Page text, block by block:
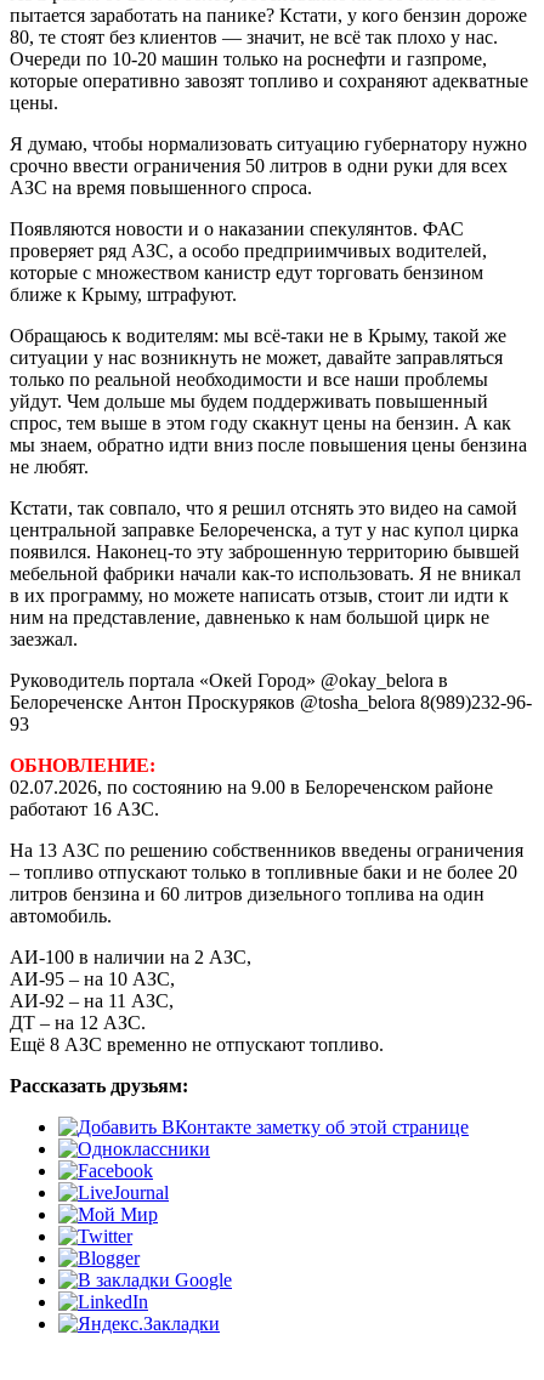
пытается заработать на панике? Кстати, у кого бензин дороже
80, те стоят без клиентов — значит, не всё так плохо у нас.
Очереди по 10-20 машин только на роснефти и газпроме,
которые оперативно завозят топливо и сохраняют адекватные
цены.
Я думаю, чтобы нормализовать ситуацию губернатору нужно
срочно ввести ограничения 50 литров в одни руки для всех
АЗС на время повышенного спроса.
Появляются новости и о наказании спекулянтов. ФАС
проверяет ряд АЗС, а особо предприимчивых водителей,
которые с множеством канистр едут торговать бензином
ближе к Крыму, штрафуют.
Обращаюсь к водителям: мы всё-таки не в Крыму, такой же
ситуации у нас возникнуть не может, давайте заправляться
только по реальной необходимости и все наши проблемы
уйдут. Чем дольше мы будем поддерживать повышенный
спрос, тем выше в этом году скакнут цены на бензин. А как
мы знаем, обратно идти вниз после повышения цены бензина
не любят.
Кстати, так совпало, что я решил отснять это видео на самой
центральной заправке Белореченска, а тут у нас купол цирка
появился. Наконец-то эту заброшенную территорию бывшей
мебельной фабрики начали как-то использовать. Я не вникал
в их программу, но можете написать отзыв, стоит ли идти к
ним на представление, давненько к нам большой цирк не
заезжал.
Руководитель портала «Окей Город» @okay_belora в
Белореченске Антон Проскуряков @tosha_belora 8(989)232-96-
93
ОБНОВЛЕНИЕ:
02.07.2026, по состоянию на 9.00 в Белореченском районе
работают 16 АЗС.
На 13 АЗС по решению собственников введены ограничения
– топливо отпускают только в топливные баки и не более 20
литров бензина и 60 литров дизельного топлива на один
автомобиль.
АИ-100 в наличии на 2 АЗС,
АИ-95 – на 10 АЗС,
АИ-92 – на 11 АЗС,
ДТ – на 12 АЗС.
Ещё 8 АЗС временно не отпускают топливо.
Рассказать друзьям: